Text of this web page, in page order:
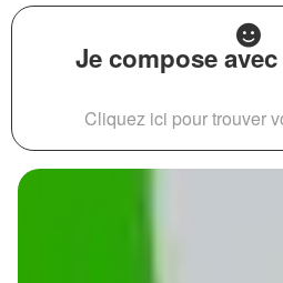
Je compose
Cliquez ici pour trouver